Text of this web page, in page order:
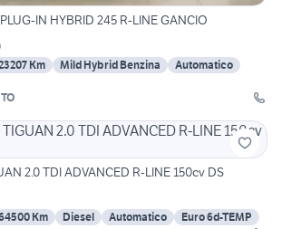
IN HYBRID 245 R-LINE GANCIO
Km Mild Hybrid Benzina
Automatico
2.0 TDI ADVANCED R-LINE 150cv DS
Km Diesel Automatico
Euro 6d-TEMP